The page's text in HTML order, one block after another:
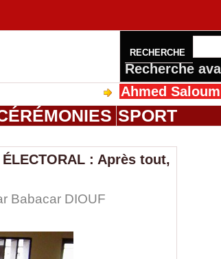
RECHERCHE
Recherche
Ahmed Saloum
SPORT
ÉLECTORAL : Après tout,
Babacar DIOUF